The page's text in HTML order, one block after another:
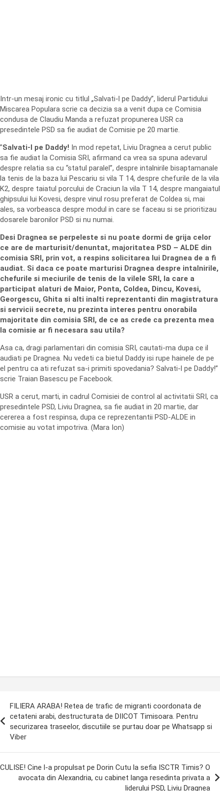
Intr-un mesaj ironic cu titlul „Salvati-l pe Daddy”, liderul Partidului
Miscarea Populara scrie ca decizia sa a venit dupa ce Comisia
condusa de Claudiu Manda a refuzat propunerea USR ca
presedintele PSD sa fie audiat de Comisie pe 20 martie.
”Salvati-l pe Daddy! In mod repetat, Liviu Dragnea a cerut public
sa fie audiat la Comisia SRI, afirmand ca vrea sa spuna adevarul
despre relatia sa cu “statul paralel”, despre intalnirile bisaptamanale
la tenis de la baza lui Pescariu si vila T 14, despre chefurile de la vila
K2, despre taiatul porcului de Craciun la vila T 14, despre mangaiatul
ghipsului lui Kovesi, despre vinul rosu preferat de Coldea si, mai
ales, sa vorbeasca despre modul in care se faceau si se prioritizau
dosarele baronilor PSD si nu numai.
Desi Dragnea se perpeleste si nu poate dormi de grija celor
ce are de marturisit/denuntat, majoritatea PSD – ALDE din
comisia SRI, prin vot, a respins solicitarea lui Dragnea de a fi
audiat. Si daca ce poate marturisi Dragnea despre intalnirile,
chefurile si meciurile de tenis de la vilele SRI, la care a
participat alaturi de Maior, Ponta, Coldea, Dincu, Kovesi,
Georgescu, Ghita si alti inalti reprezentanti din magistratura
si servicii secrete, nu prezinta interes pentru onorabila
majoritate din comisia SRI, de ce as crede ca prezenta mea
la comisie ar fi necesara sau utila?
Asa ca, dragi parlamentari din comisia SRI, cautati-ma dupa ce il
audiati pe Dragnea. Nu vedeti ca bietul Daddy isi rupe hainele de pe
el pentru ca ati refuzat sa-i primiti spovedania? Salvati-l pe Daddy!”
scrie Traian Basescu pe Facebook.
USR a cerut, marti, in cadrul Comisiei de control al activitatii SRI, ca
presedintele PSD, Liviu Dragnea, sa fie audiat in 20 martie, dar
cererea a fost respinsa, dupa ce reprezentantii PSD-ALDE in
comisie au votat impotriva. (Mara Ion)
FILIERA ARABA! Retea de trafic de migranti coordonata de
cetateni arabi, destructurata de DIICOT Timisoara. Pentru
securizarea traseelor, discutiile se purtau doar pe Whatsapp si
Viber
CULISE! Cine l-a propulsat pe Dorin Cutu la sefia ISCTR Timis? O
avocata din Alexandria, cu cabinet langa resedinta privata a
liderului PSD, Liviu Dragnea